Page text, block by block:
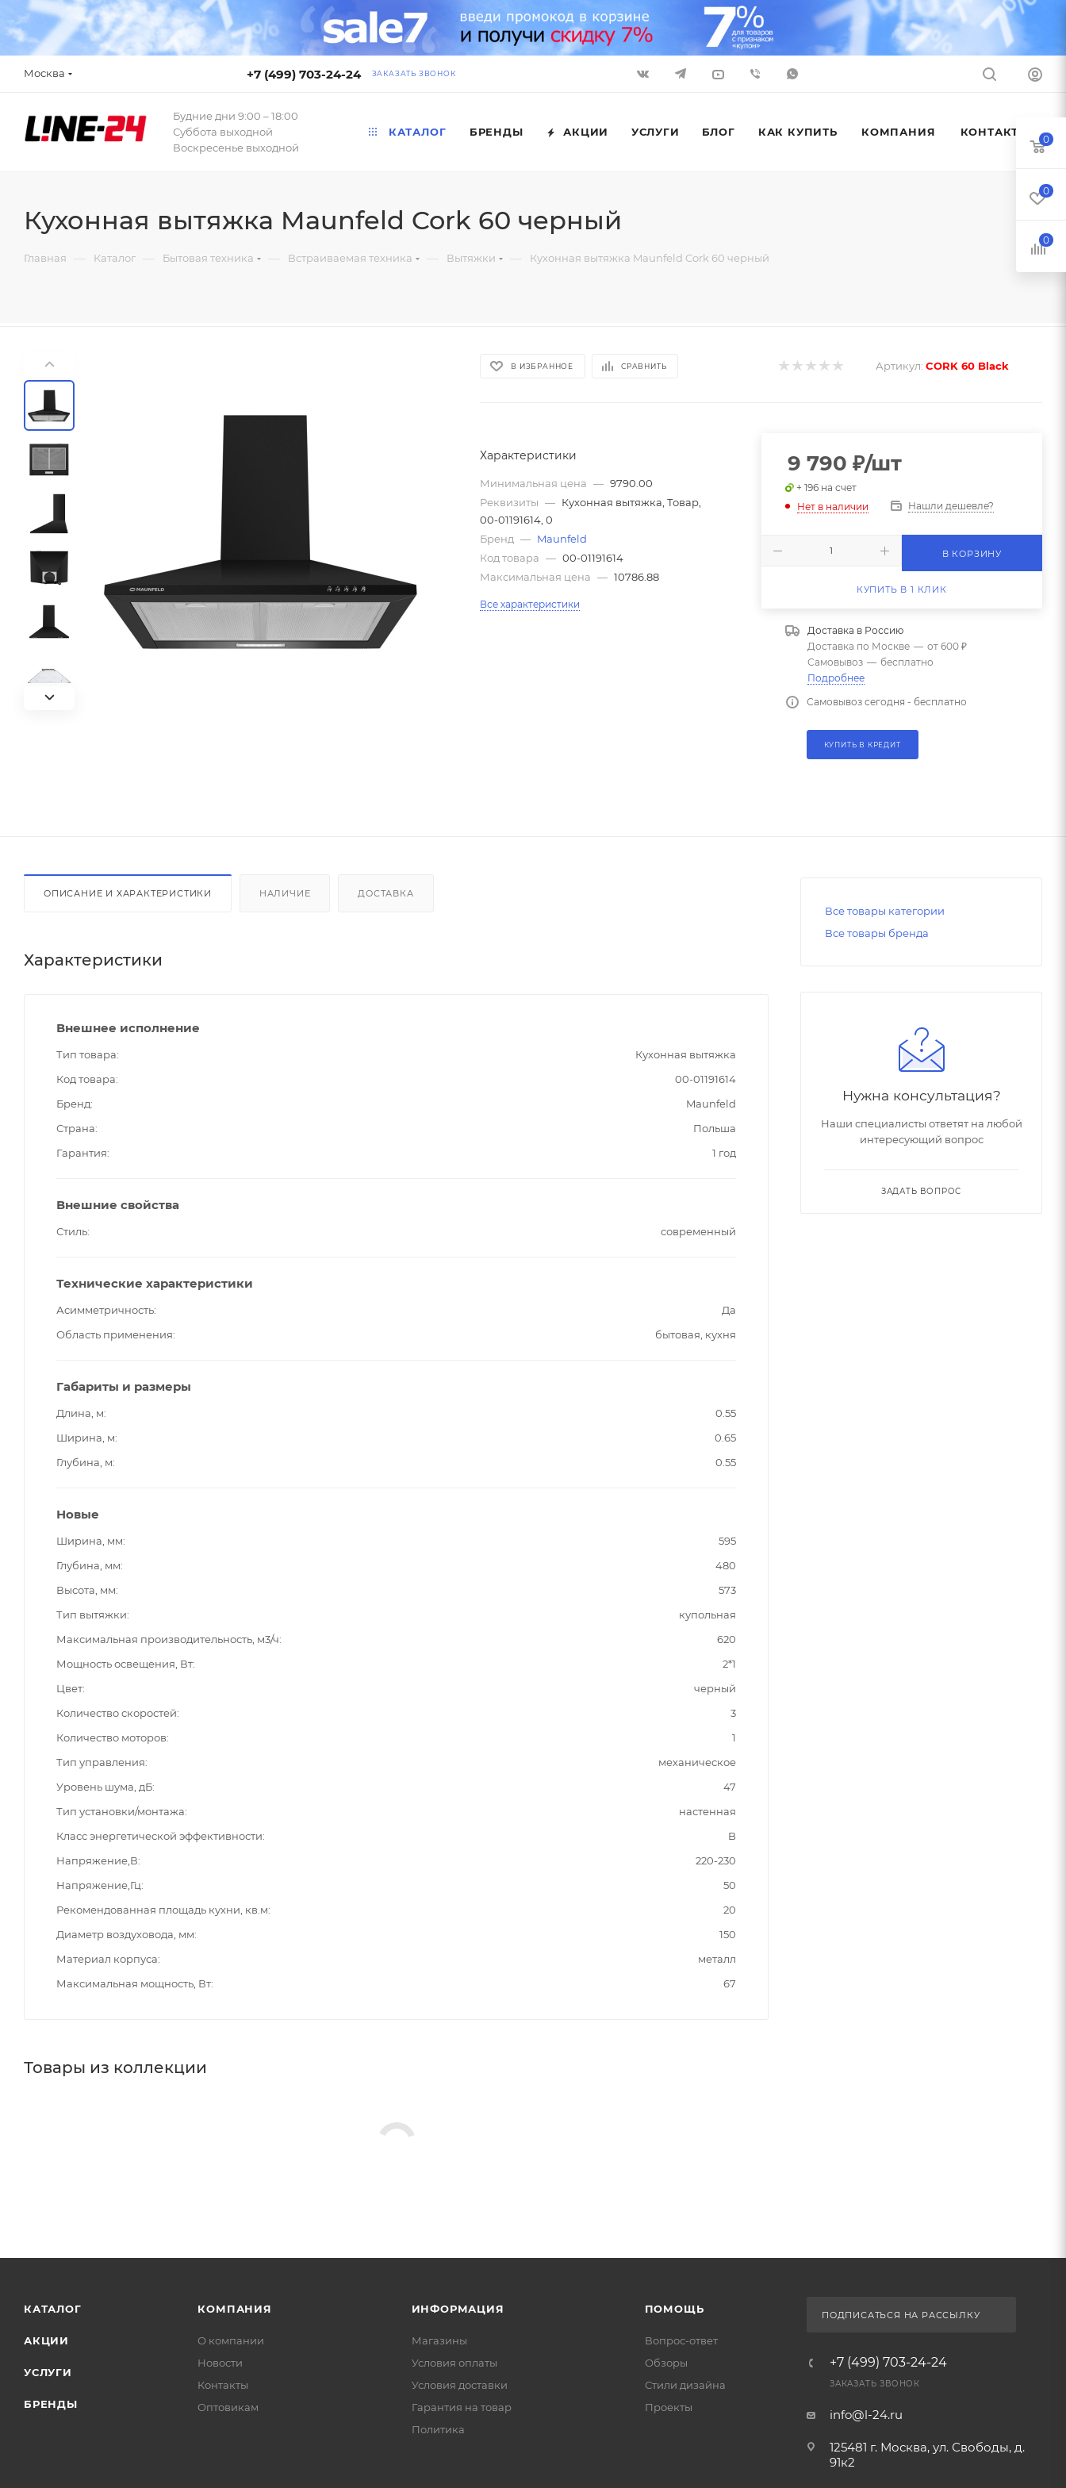
Москва +7 (499) 703-24-24 ЗАКАЗАТЬ ЗВОНОК
Будние дни 9:00 – 18:00
Суббота выходной
Воскресенье выходной
КАТАЛОГ БРЕНДЫ АКЦИИ УСЛУГИ БЛОГ КАК КУПИТЬ КОМПАНИЯ КОНТАКТЫ
Кухонная вытяжка Maunfeld Cork 60 черный
Главная — Каталог — Бытовая техника — Встраиваемая техника — Вытяжки — Кухонная вытяжка Maunfeld Cork 60 черный
В ИЗБРАННОЕ СРАВНИТЬ Артикул: CORK 60 Black
Характеристики
Минимальная цена — 9790.00
Реквизиты — Кухонная вытяжка, Товар,
00-01191614, 0
Бренд — Maunfeld
Код товара — 00-01191614
Максимальная цена — 10786.88
Все характеристики
9 790 ₽/шт
+ 196 на счет
Нет в наличии
Нашли дешевле?
В КОРЗИНУ
КУПИТЬ В 1 КЛИК
Доставка в Россию
Доставка по Москве — от 600 ₽
Самовывоз — бесплатно
Подробнее
Самовывоз сегодня - бесплатно
КУПИТЬ В КРЕДИТ
ОПИСАНИЕ И ХАРАКТЕРИСТИКИ НАЛИЧИЕ ДОСТАВКА
Характеристики
Внешнее исполнение
Тип товара
Кухонная вытяжка
Код товара
00-01191614
Бренд
Maunfeld
Страна
Польша
Гарантия
1 год
Внешние свойства
Стиль современный
Технические характеристики
Асимметричность
Да
Область применения
бытовая, кухня
Габариты и размеры
Длина, м
0.55
Ширина, м
0.65
Глубина, м
0.55
Новые
Ширина, мм
595
Глубина, мм
480
Высота, мм
573
Тип вытяжки
купольная
Максимальная производительность, м3/ч
620
Мощность освещения, Вт
2*1
Цвет
черный
Количество скоростей
3
Количество моторов
1
Тип управления
механическое
Уровень шума, дБ
47
Тип установки/монтажа
настенная
Класс энергетической эффективности
B
Напряжение,В
220-230
Напряжение,Гц
50
Рекомендованная площадь кухни, кв.м
20
Диаметр воздуховода, мм
150
Материал корпуса
металл
Максимальная мощность, Вт
67
Товары из коллекции
Все товары категории
Все товары бренда
Нужна консультация?
Наши специалисты ответят на любой
интересующий вопрос
ЗАДАТЬ ВОПРОС
КАТАЛОГ
АКЦИИ
УСЛУГИ
БРЕНДЫ
КОМПАНИЯ
О компании
Новости
Контакты
Оптовикам
ИНФОРМАЦИЯ
Магазины
Условия оплаты
Условия доставки
Гарантия на товар
Политика
ПОМОЩЬ
Вопрос-ответ
Обзоры
Стили дизайна
Проекты
ПОДПИСАТЬСЯ НА РАССЫЛКУ
+7 (499) 703-24-24
ЗАКАЗАТЬ ЗВОНОК
info@l-24.ru
125481 г. Москва, ул. Свободы, д.
91к2
0
0
0